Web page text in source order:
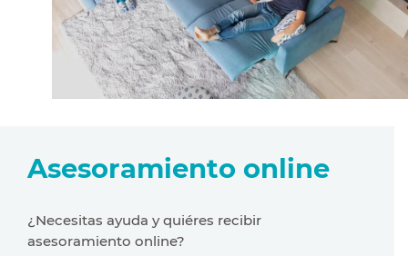
Asesoramiento online
¿Necesitas ayuda y quiéres recibir
asesoramiento online?